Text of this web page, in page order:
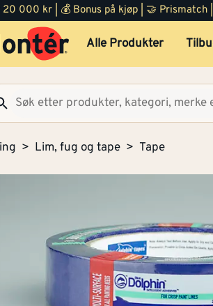
000 kr | 💰 Bonus på kjøp | 🤝 Prismatch
Alle Produkter
Lim, fug og tape Tape